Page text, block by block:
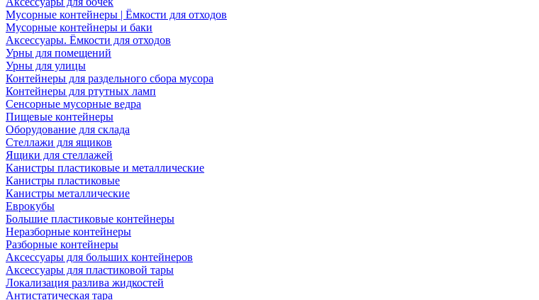
Мусорные контейнеры | Ёмкости для отходов
Мусорные контейнеры и баки
Аксессуары. Ёмкости для отходов
Урны для помещений
Урны для улицы
Контейнеры для раздельного сбора мусора
Контейнеры для ртутных ламп
Сенсорные мусорные ведра
Пищевые контейнеры
Оборудование для склада
Стеллажи для ящиков
Ящики для стеллажей
Канистры пластиковые и металлические
Канистры пластиковые
Канистры металлические
Еврокубы
Большие пластиковые контейнеры
Неразборные контейнеры
Разборные контейнеры
Аксессуары для больших контейнеров
Аксессуары для пластиковой тары
Локализация разлива жидкостей
Антистатическая тара